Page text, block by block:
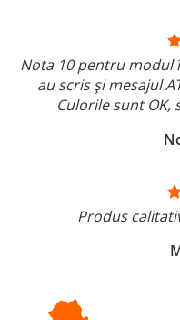
Nota 10 pentru modul
au scris și mesajul
Culorile sunt
Produs